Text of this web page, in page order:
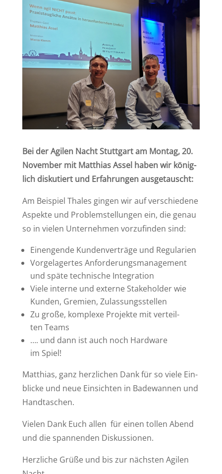
Bei der Agi­len Nacht Stutt­gart am Mon­tag, 20.
No­vem­ber mit Mat­thi­as As­sel ha­ben wir kö­nig­
lich dis­ku­tiert und Er­fah­run­gen aus­ge­tauscht:
Am Bei­spiel Tha­les gin­gen wir auf ver­schie­de­ne
Aspek­te und Pro­blem­stel­lun­gen ein, die ge­nau
so in vie­len Un­ter­neh­men vor­zu­fin­den sind:
Ein­engen­de Kun­den­ver­trä­ge und Regularien
Vor­ge­la­ger­tes An­for­de­rungs­ma­nage­ment
und spä­te tech­ni­sche Integration
Vie­le in­ter­ne und ex­ter­ne Stake­hol­der wie
Kun­den, Gre­mi­en, Zulassungsstellen
Zu gro­ße, kom­ple­xe Pro­jek­te mit ver­teil­
ten Teams
…. und dann ist auch noch Hard­ware
im Spiel!
Mat­thi­as, ganz herz­li­chen Dank für so vie­le Ein­
bli­cke und neue Ein­sich­ten in Ba­de­wan­nen und
Handtaschen.
Vie­len Dank Euch al­len für ei­nen tol­len Abend
und die span­nen­den Diskussionen.
Herz­li­che Grü­ße und bis zur nächs­ten Agi­len